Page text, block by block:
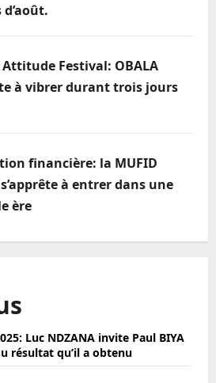
Festival: OBALA
à vibrer durant trois jours
financière: la MUFID
à entrer dans une
ère
Luc NDZANA invite Paul BIYA
résultat qu’il a obtenu